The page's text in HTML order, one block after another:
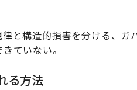
と構造的損害を分ける、
ていない。
る方法